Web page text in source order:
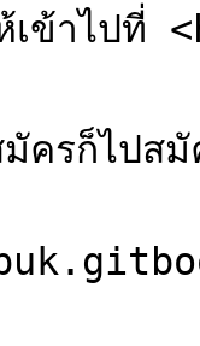
ห้เข้าไ
มัครก็ไป